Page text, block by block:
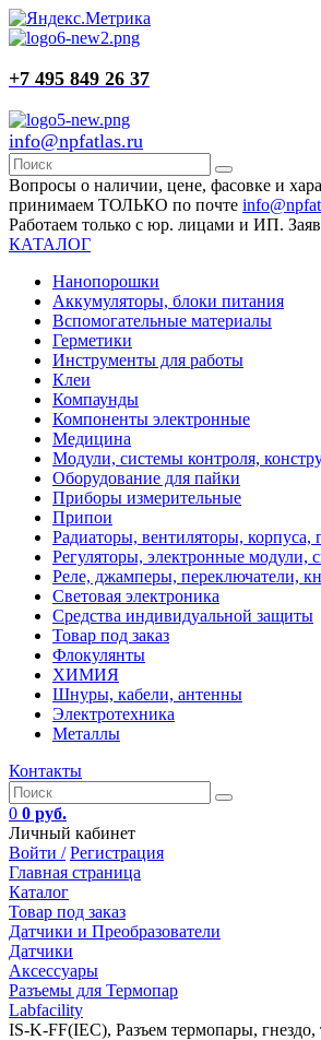
+7 495 849 26 37
info@npfatlas.ru
Вопросы о наличии, цене, фасовке и
принимаем ТОЛЬКО по почте
Работаем только с юр. лицами и ИП.
КАТАЛОГ
Нанопорошки
Аккумуляторы, блоки питания
Вспомогательные материалы
Герметики
Инструменты для работы
Клеи
Компаунды
Компоненты электронные
Медицина
Модули, системы контроля,
Оборудование для пайки
Приборы измерительные
Припои
Радиаторы, вентиляторы, корпуса,
Регуляторы, электронные модули,
Реле, джамперы, переключатели,
Световая электроника
Средства индивидуальной защиты
Товар под заказ
Флокулянты
ХИМИЯ
Шнуры, кабели, антенны
Электротехника
Металлы
Контакты
0 0 руб.
Личный кабинет
Войти / Регистрация
Главная страница
Каталог
Товар под заказ
Датчики и Преобразователи
Датчики
Аксессуары
Разъемы для Термопар
Labfacility
IS-K-FF(IEC), Разъем термопары,